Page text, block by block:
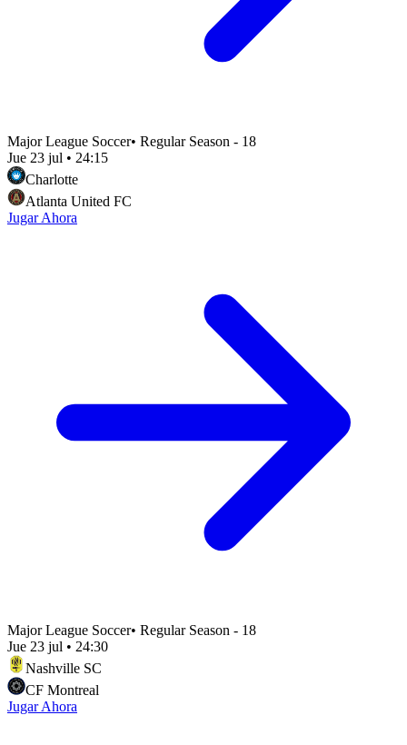
Major League Soccer• Regular Season - 18
Jue 23 jul • 24:15
Charlotte
Atlanta United FC
Jugar Ahora
Major League Soccer• Regular Season - 18
Jue 23 jul • 24:30
Nashville SC
CF Montreal
Jugar Ahora